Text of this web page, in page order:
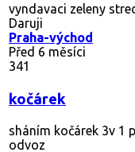
vyndavaci zeleny
Daruji
Praha-východ
Před 6 měsíci
341
kočárek
sháním kočárek 3v 1
odvoz